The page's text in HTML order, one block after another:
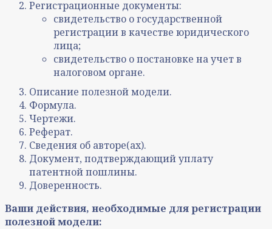
Регистрационные документы:
свидетельство о государственной
регистрации в качестве юридического
лица;
свидетельство о постановке на учет в
налоговом органе.
Описание полезной модели.
Формула.
Чертежи.
Реферат.
Сведения об авторе(ах).
Документ, подтверждающий уплату
патентной пошлины.
Доверенность.
Ваши действия, необходимые для регистрации
полезной модели: